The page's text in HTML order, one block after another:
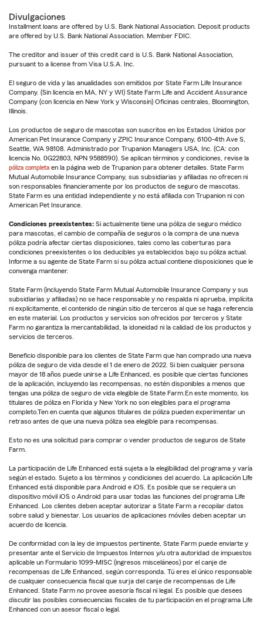
Divulgaciones
Installment loans are offered by U.S. Bank National Association. Deposit products
are offered by U.S. Bank National Association. Member FDIC.
The creditor and issuer of this credit card is U.S. Bank National Association,
pursuant to a license from Visa U.S.A. Inc.
El seguro de vida y las anualidades son emitidos por State Farm Life Insurance
Company. (Sin licencia en MA, NY y WI) State Farm Life and Accident Assurance
Company (con licencia en New York y Wisconsin) Oficinas centrales, Bloomington,
Illinois.
Los productos de seguro de mascotas son suscritos en los Estados Unidos por
American Pet Insurance Company y ZPIC Insurance Company, 6100-4th Ave S,
Seattle, WA 98108. Administrado por Trupanion Managers USA, Inc. (CA: con
licencia No. 0G22803, NPN 9588590). Se aplican términos y condiciones, revise la
póliza completa en la página web de Trupanion para obtener detalles. State Farm
Mutual Automobile Insurance Company, sus subsidiarias y afiliadas no ofrecen ni
son responsables financieramente por los productos de seguro de mascotas.
State Farm es una entidad independiente y no está afiliada con Trupanion ni con
American Pet Insurance.
Condiciones preexistentes: Si actualmente tiene una póliza de seguro médico
para mascotas, el cambio de compañía de seguros o la compra de una nueva
póliza podría afectar ciertas disposiciones, tales como las coberturas para
condiciones preexistentes o los deducibles ya establecidos bajo su póliza actual.
Informe a su agente de State Farm si su póliza actual contiene disposiciones que le
convenga mantener.
State Farm (incluyendo State Farm Mutual Automobile Insurance Company y sus
subsidiarias y afiliadas) no se hace responsable y no respalda ni aprueba, implícita
ni explícitamente, el contenido de ningún sitio de terceros al que se haga referencia
en este material. Los productos y servicios son ofrecidos por terceros y State
Farm no garantiza la mercantabilidad, la idoneidad ni la calidad de los productos y
servicios de terceros.
Beneficio disponible para los clientes de State Farm que han comprado una nueva
póliza de seguro de vida desde el 1 de enero de 2022. Si bien cualquier persona
mayor de 18 años puede unirse a Life Enhanced, es posible que ciertas funciones
de la aplicación, incluyendo las recompensas, no estén disponibles a menos que
tengas una póliza de seguro de vida elegible de State Farm.En este momento, los
titulares de póliza en Florida y New York no son elegibles para el programa
completo.Ten en cuenta que algunos titulares de póliza pueden experimentar un
retraso antes de que una nueva póliza sea elegible para recompensas.
Esto no es una solicitud para comprar o vender productos de seguros de State
Farm.
La participación de Life Enhanced está sujeta a la elegibilidad del programa y varía
según el estado. Sujeto a los términos y condiciones del acuerdo. La aplicación Life
Enhanced está disponible para Android e iOS. Es posible que se requiera un
dispositivo móvil iOS o Android para usar todas las funciones del programa Life
Enhanced. Los clientes deben aceptar autorizar a State Farm a recopilar datos
sobre salud y bienestar. Los usuarios de aplicaciones móviles deben aceptar un
acuerdo de licencia.
De conformidad con la ley de impuestos pertinente, State Farm puede enviarte y
presentar ante el Servicio de Impuestos Internos y/u otra autoridad de impuestos
aplicable un Formulario 1099-MISC (ingresos misceláneos) por el canje de
recompensas de Life Enhanced, según corresponda. Tú eres el único responsable
de cualquier consecuencia fiscal que surja del canje de recompensas de Life
Enhanced. State Farm no provee asesoría fiscal ni legal. Es posible que desees
discutir las posibles consecuencias fiscales de tu participación en el programa Life
Enhanced con un asesor fiscal o legal.